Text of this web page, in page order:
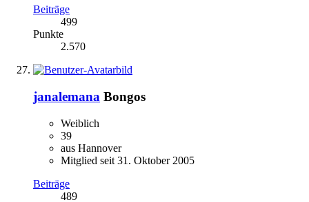
Beiträge
499
Punkte
2.570
janalemana Bongos
Weiblich
39
aus Hannover
Mitglied seit 31. Oktober 2005
Beiträge
489